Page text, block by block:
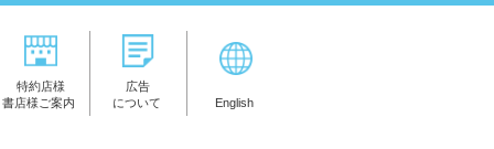
特約店様
書店様ご案内
広告
について
English